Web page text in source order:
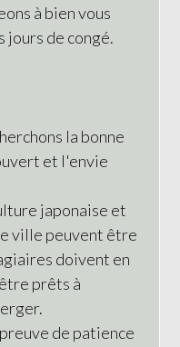
à bien vous
jours de congé.
la bonne
et l'envie
japonaise et
ville peuvent être
doivent en
prêts à
de patience